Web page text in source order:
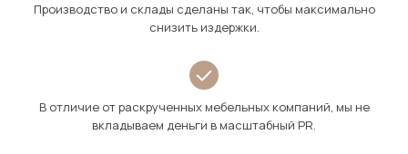
Производство и склады сделаны так, чтобы максимально
снизить издержки.
В отличие от раскрученных мебельных компаний, мы не
вкладываем деньги в масштабный PR.